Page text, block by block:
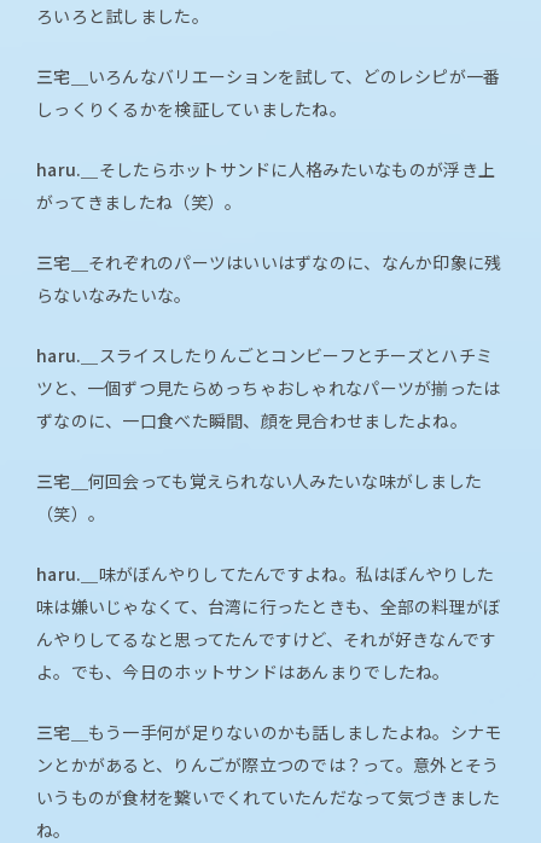
ろいろと試しました。
三宅＿ いろんなバリエーションを試して、どのレシピが一番
しっくりくるかを検証していましたね。
haru.＿ そしたらホットサンドに人格みたいなものが浮き上
がってきましたね（笑）。
三宅＿ それぞれのパーツはいいはずなのに、なんか印象に残
らないなみたいな。
haru.＿
スライスしたりんごとコンビーフとチーズとハチミ
ツと、一個ずつ見たらめっちゃおしゃれなパーツが揃ったは
ずなのに、一口食べた瞬間、顔を見合わせましたよね。
三宅＿ 何回会っても覚えられない人みたいな味がしました
（笑）。
haru.＿ 味がぼんやりしてたんですよね。私はぼんやりした
味は嫌いじゃなくて、台湾に行ったときも、全部の料理がぼ
んやりしてるなと思ってたんですけど、それが好きなんです
よ。でも、今日のホットサンドはあんまりでしたね。
三宅＿ もう一手何が足りないのかも話しましたよね。シナモ
ンとかがあると、りんごが際立つのでは？って。意外とそう
いうものが食材を繋いでくれていたんだなって気づきました
ね。